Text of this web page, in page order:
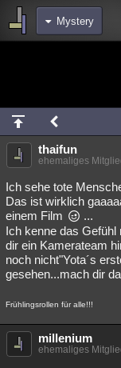
Mystery
Chat Wiki
meine Rubriken
Menschen
Spiritualität
Natur Umfragen
weitere Rubriken
Philosophie
Musik Clash
Übersichten
thaifun
ehemaliges
Ich sehe tote
Das ist wirklich
einem Film
...
Ich kenne das
dir ein Kamerateam
noch nicht"Yota´s
gesehen...mach dir
Frühlingsrollen für alle!!!
millenium
ehemaliges